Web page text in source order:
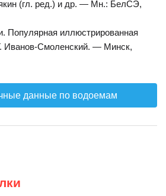
(гл. ред.) и др. — Мн.: БелСЭ,
Популярная иллюстрированная
Иванов-Смоленский. — Минск,
данные по водоемам